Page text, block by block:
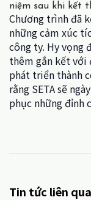
niệm sau khi kết
Chương trình đã
những cảm xúc
công ty. Hy vọng
thêm gắn kết với
phát triển thành
rằng SETA sẽ
phục những đỉnh
Tin tức liên